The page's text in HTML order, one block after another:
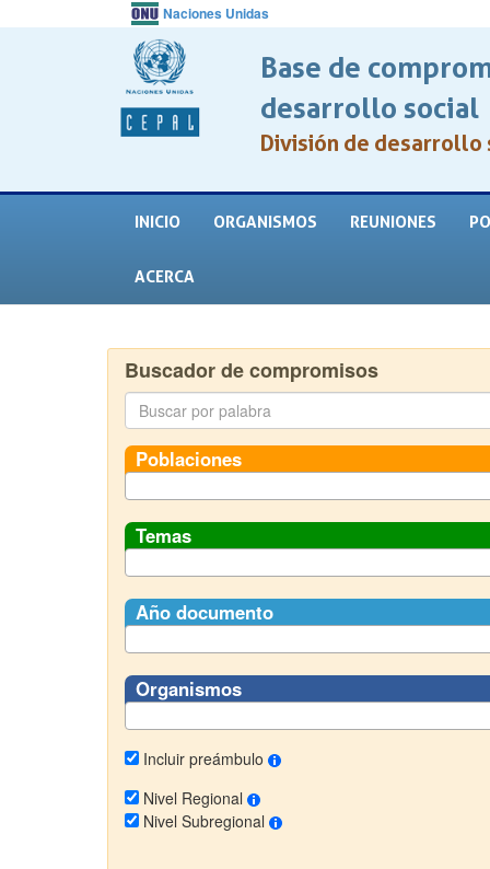
Naciones Unidas
Base de
desarrollo social
División de desarrollo
INICIO ORGANISMOS REUNIONES
ACERCA
Buscador de compromisos
Poblaciones
Temas
Año documento
Organismos
Incluir preámbulo
Nivel Regional
Nivel Subregional